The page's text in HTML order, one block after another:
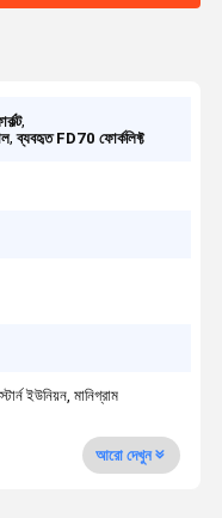
,
,ব্যবহৃত FD70 ফোর্কলিফ্ট
ইউনিয়ন, মানিগ্রাম
আরো দেখুন